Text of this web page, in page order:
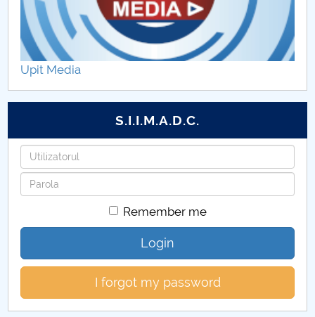
Documente înscriere examen disertație
Teme Propuse pentru
Upit Media
S.I.I.M.A.D.C.
Username
Password
Remember me
Login
I forgot my password